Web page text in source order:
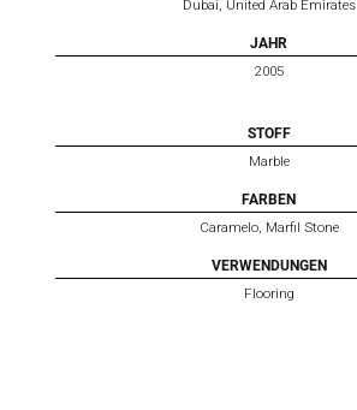
Dubai, United Arab Emirates
JAHR
2005
STOFF
Marble
FARBEN
Caramelo, Marfil Stone
VERWENDUNGEN
Flooring